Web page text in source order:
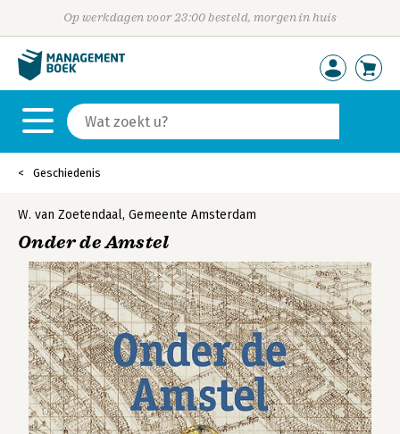
Op werkdagen voor 23:00 besteld, morgen in huis
Geschiedenis
W. van Zoetendaal, Gemeente Amsterdam
Onder de Amstel